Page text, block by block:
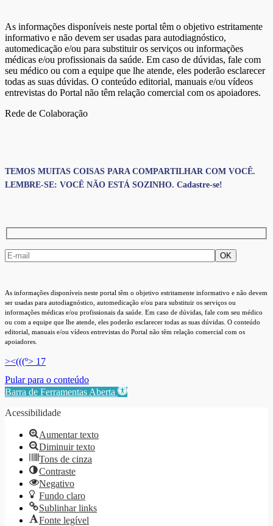
As informações disponíveis neste portal têm o objetivo estritamente
informativo e não devem ser usadas para autodiagnóstico,
automedicação e/ou para substituir os serviços ou informações
médicas e/ou profissionais da saúde. Em caso de dúvidas, fale com
seu médico ou com a equipe que lhe atende, eles poderão esclarecer
todas as suas dúvidas. O conteúdo editorial, manuais e/ou vídeos
entrevistas do Portal não têm relação comercial com os apoiadores.
Rede de Colaboração
TEMOS MUITAS COISAS PARA COMPARTILHAR COM VOCÊ.
LEMBRE-SE: VOCÊ NÃO ESTÁ SOZINHO. Cadastre-se!
As informações disponíveis neste portal têm o objetivo estritamente informativo e não devem
ser usadas para autodiagnóstico, automedicação e/ou para substituir os serviços ou
informações médicas e/ou profissionais da saúde. Em caso de dúvidas, fale com seu médico
ou com a equipe que lhe atende, eles poderão esclarecer todas as suas dúvidas. O conteúdo
editorial, manuais e/ou vídeos entrevistas do Portal não têm relação comercial com os
apoiadores.
><(((º> 17
Pular para o conteúdo
Barra de Ferramentas Aberta
Acessibilidade
Aumentar texto
Diminuir texto
Tons de cinza
Contraste
Negativo
Fundo claro
Sublinhar links
Fonte legível